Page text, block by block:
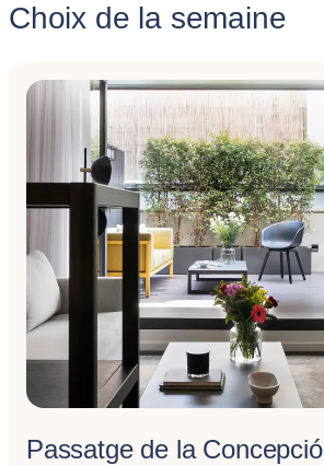
Choix de la semaine
Passatge de la Concepció